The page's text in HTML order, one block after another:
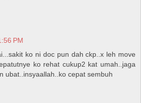
PM
ko ni doc pun dah ckp..x leh move
ko rehat cukup2 kat umah..jaga
ubat..insyaallah..ko cepat sembuh